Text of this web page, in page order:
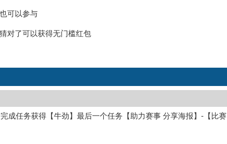
可以参与
对了可以获得无门槛红包
成任务获得【牛劲】最后一个任务【助力赛事 分享海报】-【比赛